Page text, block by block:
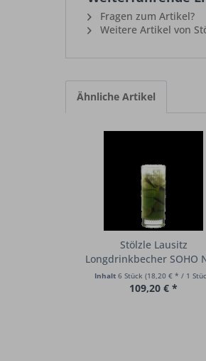
Fragen zum Artikel?
Weitere Artikel von
Ähnliche Artikel
Stölzle Lausitz
Longdrinkbecher SOHO
York...
Inhalt 6 Stück (18,20 € * / 1
109,20 € *